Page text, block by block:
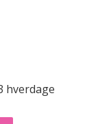
hverdage